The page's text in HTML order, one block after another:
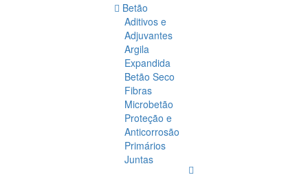
Betão
Aditivos e
Adjuvantes
Argila
Expandida
Betão Seco
Fibras
Microbetão
Proteção e
Anticorrosão
Primários
Juntas